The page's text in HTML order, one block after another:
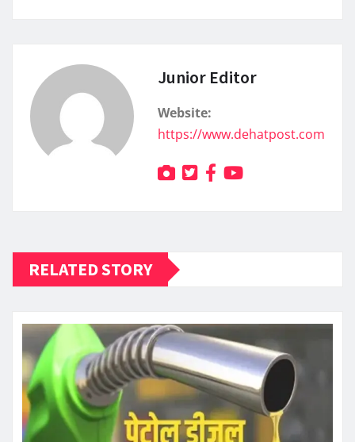
Junior Editor
Website:
https://www.dehatpost.com
RELATED STORY